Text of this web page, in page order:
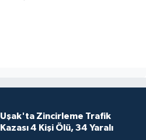
Uşak'ta Zincirleme Trafik
Kazası 4 Kişi Ölü, 34 Yaralı